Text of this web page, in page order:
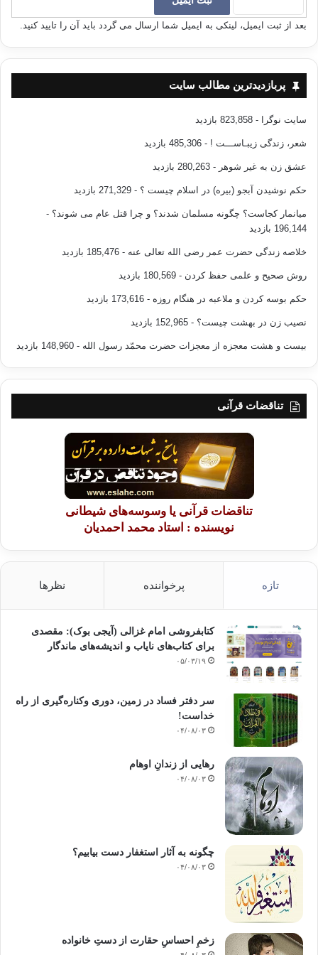
مرکزی امروز، از زمان های دور نیز موطن قوم کرد بوده است.
تحقیقی تاریخی درباره کرد و کردستان
ترجمه: حبیب الله تابانی
انتشارات آیدین -1377
عشایر کردستان کرد اسلام کردها
بعد از ثبت ایمیل، لینکی به ایمیل شما ارسال می گردد باید آن را تایید کنید.
پربازدیدترین مطالب سایت
سایت نوگرا - 823,858 بازدید
شعر، زندگی زیبـاســـت ! - 485,306 بازدید
عشق زن به غیر شوهر - 280,263 بازدید
حکم نوشیدن آبجو (بیره) در اسلام چیست ؟ - 271,329 بازدید
میانمار کجاست؟ چگونه مسلمان شدند؟ و چرا قتل عام می شوند؟ -
196,144 بازدید
خلاصه زندگی حضرت عمر رضی الله تعالی عنه - 185,476 بازدید
روش صحیح و علمی حفظ کردن - 180,569 بازدید
حکم بوسه کردن و ملاعبه در هنگام روزه - 173,616 بازدید
نصیب زن در بهشت چیست؟ - 152,965 بازدید
بیست و هشت معجزه از معجزات حضرت محمّد رسول الله - 148,960 بازدید
تناقضات قرآنی
تناقضات قرآنی یا وسوسه‌های شیطانی
نویسنده : استاد محمد احمدیان
تازه پرخواننده نظرها
کتابفروشی امام غزالی (آیجی بوک): مقصدی
برای کتاب‌های نایاب و اندیشه‌های ماندگار
۰۵/۰۳/۱۹
سر دفتر فساد در زمین‌، دوری وکناره‌گیری از راه
خداست‌!
۰۴/۰۸/۰۳
رهایی از زندانِ اوهام
۰۴/۰۸/۰۳
چگونه به آثار استغفار دست بیابیم؟
۰۴/۰۸/۰۳
زخمِ احساسِ حقارت از دستِ خانواده